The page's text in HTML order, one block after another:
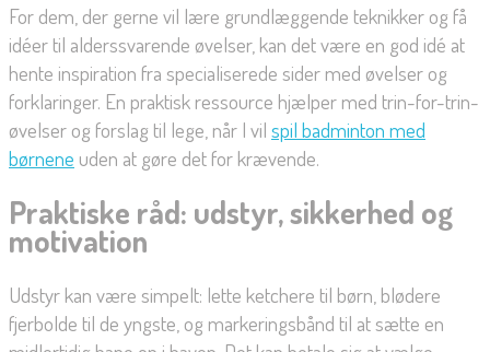
For dem, der gerne vil lære grundlæggende teknikker og få
idéer til alderssvarende øvelser, kan det være en god idé at
hente inspiration fra specialiserede sider med øvelser og
forklaringer. En praktisk ressource hjælper med trin-for-trin-
øvelser og forslag til lege, når I vil spil badminton med
børnene uden at gøre det for krævende.
Praktiske råd: udstyr, sikkerhed og
motivation
Udstyr kan være simpelt: lette ketchere til børn, blødere
fjerbolde til de yngste, og markeringsbånd til at sætte en